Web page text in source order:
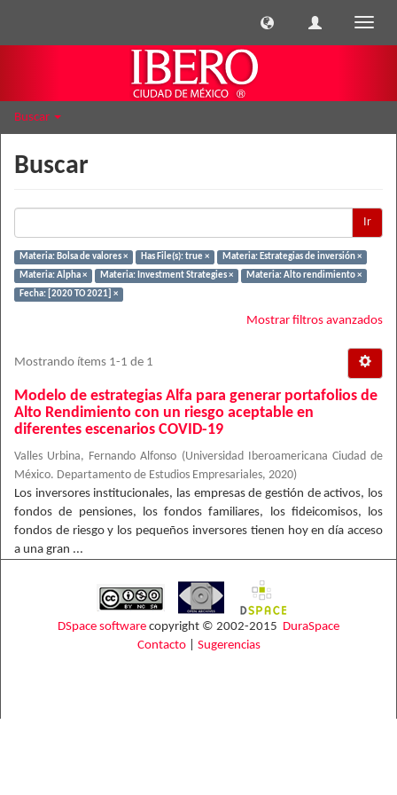
Buscar
Buscar
Ir
Materia: Bolsa de valores × Has File(s): true ×
Materia: Estrategias de inversión ×
Materia: Alpha ×
Materia: Investment Strategies ×
Materia: Alto rendimiento ×
Fecha: [2020 TO 2021] ×
Mostrar filtros avanzados
Mostrando ítems 1-1 de 1
Modelo de estrategias Alfa para generar portafolios de
Alto Rendimiento con un riesgo aceptable en
diferentes escenarios COVID-19
Valles Urbina, Fernando Alfonso (Universidad Iberoamericana Ciudad de
México. Departamento de Estudios Empresariales, 2020)
Los inversores institucionales, las empresas de gestión de activos, los
fondos de pensiones, los fondos familiares, los fideicomisos, los
fondos de riesgo y los pequeños inversores tienen hoy en día acceso
a una gran ...
DSpace software copyright © 2002-2015 DuraSpace
Contacto| Sugerencias